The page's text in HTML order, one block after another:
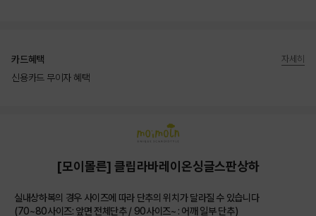
카드혜택
신용카드 무이자 혜택
자세히
[모이몰른] 클립라바레이온싱글스판상하
실내상하복의 경우 사이즈에 따라 단추의 위치가 달라질 수 있습니다
(70~80사이즈: 앞면 전체단추 / 90사이즈~ : 어깨 일부 단추)